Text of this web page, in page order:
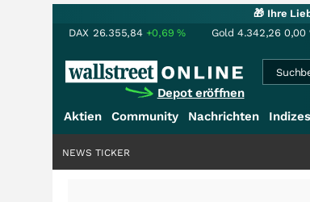
🎁 Ihre
DAX 26.355,84 +0,69% Gold 4.342,26 0,00
Depot eröffnen
Aktien Community Nachrichten Indizes
NEWS TICKER